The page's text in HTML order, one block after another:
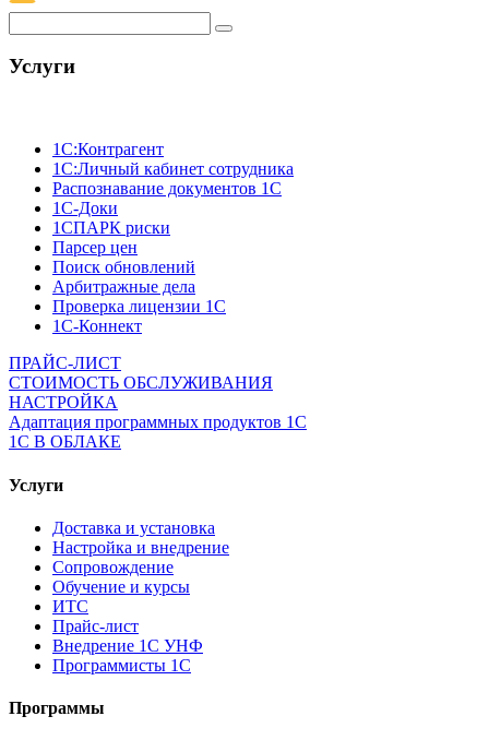
Услуги
1C:Контрагент
1С:Личный кабинет сотрудника
Распознавание документов 1С
1С-Доки
1CПАРК риски
Парсер цен
Поиск обновлений
Арбитражные дела
Проверка лицензии 1С
1С-Коннект
ПРАЙС-ЛИСТ
СТОИМОСТЬ ОБСЛУЖИВАНИЯ
НАСТРОЙКА
Адаптация программных продуктов 1С
1С В ОБЛАКЕ
Услуги
Доставка и установка
Настройка и внедрение
Сопровождение
Обучение и курсы
ИТС
Прайс-лист
Внедрение 1С УНФ
Программисты 1С
Программы